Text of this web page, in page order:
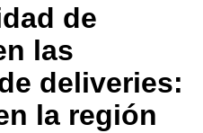
de
las
deliveries:
la región